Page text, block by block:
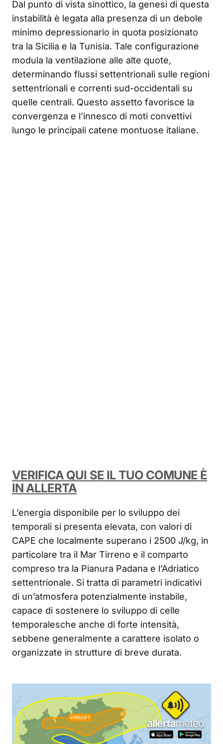
Dal punto di vista sinottico, la genesi di questa
instabilità è legata alla presenza di un debole
minimo depressionario in quota posizionato
tra la Sicilia e la Tunisia. Tale configurazione
modula la ventilazione alle alte quote,
determinando flussi settentrionali sulle regioni
settentrionali e correnti sud-occidentali su
quelle centrali. Questo assetto favorisce la
convergenza e l’innesco di moti convettivi
lungo le principali catene montuose italiane.
VERIFICA QUI SE IL TUO COMUNE È
IN ALLERTA
L’energia disponibile per lo sviluppo dei
temporali si presenta elevata, con valori di
CAPE che localmente superano i 2500 J/kg, in
particolare tra il Mar Tirreno e il comparto
compreso tra la Pianura Padana e l’Adriatico
settentrionale. Si tratta di parametri indicativi
di un’atmosfera potenzialmente instabile,
capace di sostenere lo sviluppo di celle
temporalesche anche di forte intensità,
sebbene generalmente a carattere isolato o
organizzate in strutture di breve durata.